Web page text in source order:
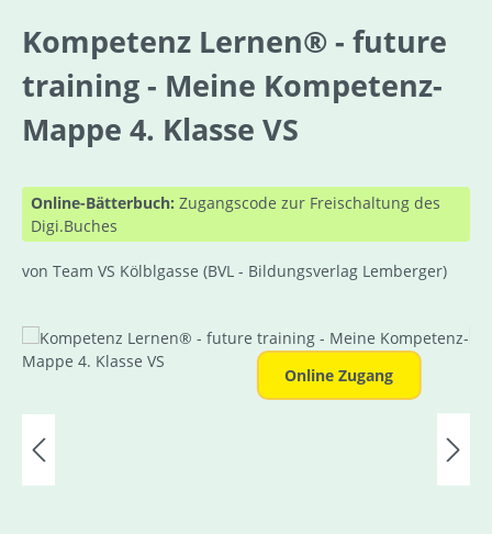
Kompetenz Lernen® - future
training - Meine Kompetenz-
Mappe 4. Klasse VS
Online-Bätterbuch: Zugangscode zur Freischaltung des
Digi.Buches
von Team VS Kölblgasse (BVL - Bildungsverlag Lemberger)
Bildergalerie überspringen
Online Zugang